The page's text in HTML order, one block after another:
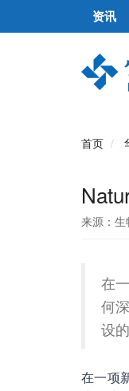
资讯
首页
来源：生
在
何
设
在一项